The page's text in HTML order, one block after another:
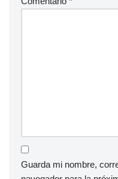
Guarda mi nombre,